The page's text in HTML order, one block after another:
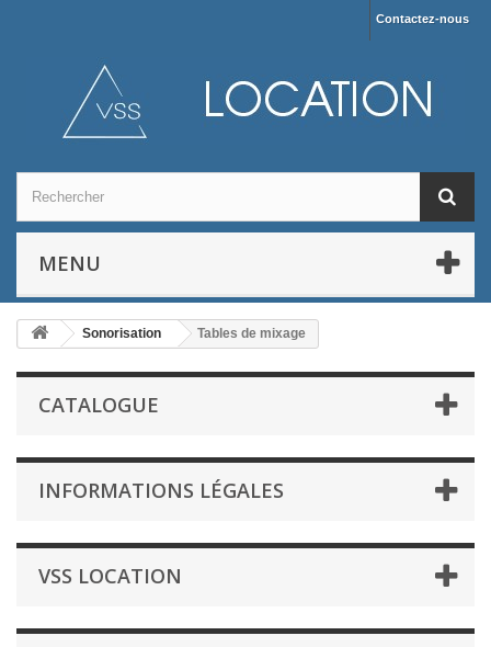
Contactez-nous
MENU
Sonorisation Tables de mixage
CATALOGUE
INFORMATIONS LÉGALES
VSS LOCATION